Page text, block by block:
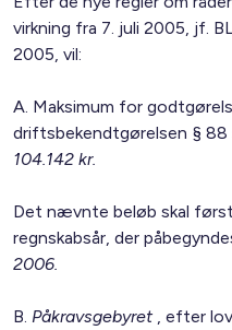
virkning fra 7. juli 2005, jf.
2005, vil:
A. Maksimum for
driftsbekendtgørelsen §
104.142 kr.
Det nævnte beløb skal
regnskabsår, der
2006.
B. Påkravsgebyret , efter